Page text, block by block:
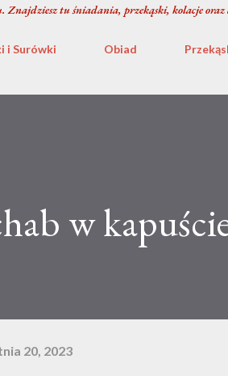
Znajdziesz tu śniadania, przekąski, kolacje oraz
i Surówki Obiad
w
20, 2023